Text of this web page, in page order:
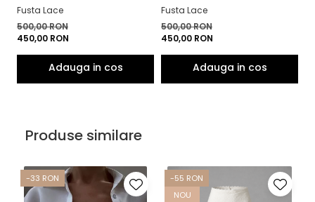
Fusta Lace
500,00 RON
450,00 RON
Fusta Lace
500,00 RON
450,00 RON
Produse similare
-33 RON
-55 RON
NOU